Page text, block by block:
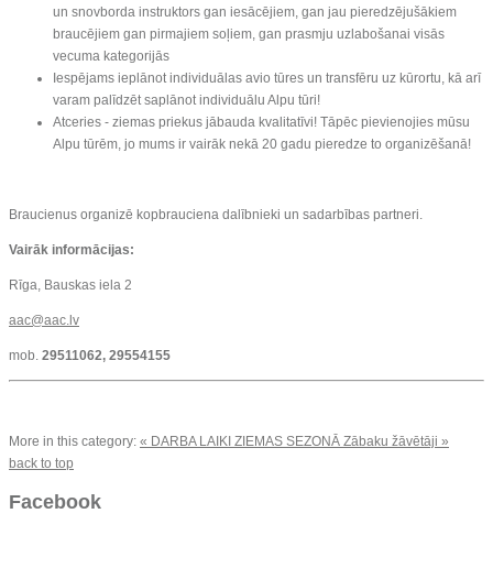
un snovborda instruktors gan iesācējiem, gan jau pieredzējušākiem
braucējiem gan pirmajiem soļiem, gan prasmju uzlabošanai visās
vecuma kategorijās
Iespējams ieplānot individuālas avio tūres un transfēru uz kūrortu, kā arī
varam palīdzēt saplānot individuālu Alpu tūri!
Atceries - ziemas priekus jābauda kvalitatīvi! Tāpēc pievienojies mūsu
Alpu tūrēm, jo mums ir vairāk nekā 20 gadu pieredze to organizēšanā!
Braucienus organizē kopbrauciena dalībnieki un sadarbības partneri.
Vairāk informācijas:
Rīga, Bauskas iela 2
aac@aac.lv
mob. 29511062, 29554155
More in this category: « DARBA LAIKI ZIEMAS SEZONĀ Zābaku žāvētāji »
back to top
Facebook